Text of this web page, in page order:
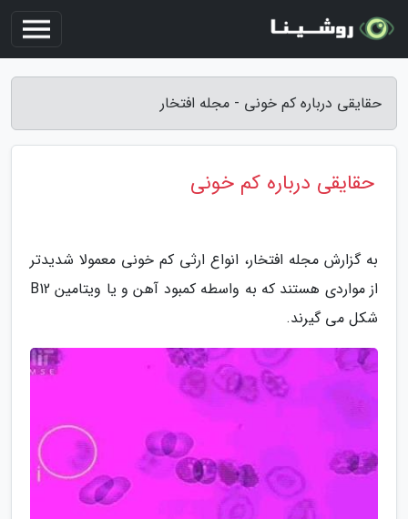
حقایقی درباره کم خونی - مجله افتخار
حقایقی درباره کم خونی
به گزارش مجله افتخار، انواع ارثی کم خونی معمولا شدیدتر
از مواردی هستند که به واسطه کمبود آهن و یا ویتامین B12
شکل می گیرند.